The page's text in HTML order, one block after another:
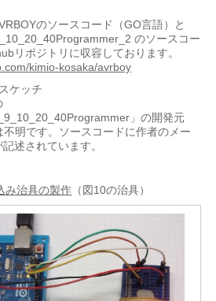
のソースコード（GO言語）と
のソースコー
リポジトリに収容しております。
kimio-kosaka/avrboy
ケッチ
」の開発元
不明です。ソースコードに作者のメー
述されています。
み治具の製作 （図10の治具）